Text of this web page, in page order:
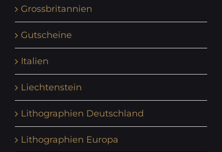
Grossbritannien
Gutscheine
Italien
Liechtenstein
Lithographien Deutschland
Lithographien Europa